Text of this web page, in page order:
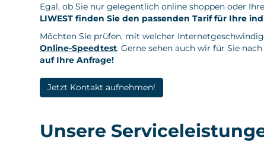
Egal, ob Sie nur gelegentlich online shoppen oder
LIWEST finden Sie den passenden Tarif für Ihre
Möchten Sie prüfen, mit welcher
Online-Speedtest. Gerne sehen auch wir für Sie
auf Ihre Anfrage!
Jetzt Kontakt aufnehmen!
Unsere